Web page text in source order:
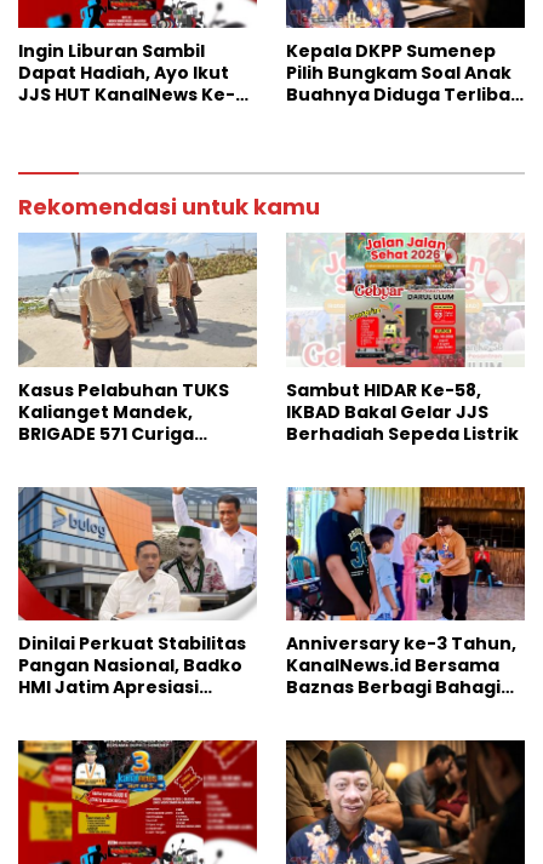
Ingin Liburan Sambil
Dapat Hadiah, Ayo Ikut
JJS HUT KanalNews Ke-3
Kepala DKPP Sumenep
Pilih Bungkam Soal Anak
Buahnya Diduga Terlibat
Rekomendasi untuk kamu
Kasus Pelabuhan TUKS
Kalianget Mandek,
BRIGADE 571 Curiga
Sambut HIDAR Ke-58,
IKBAD Bakal Gelar JJS
Berhadiah Sepeda Listrik
Dinilai Perkuat Stabilitas
Pangan Nasional, Badko
HMI Jatim Apresiasi
Anniversary ke-3 Tahun,
KanalNews.id Bersama
Baznas Berbagi Bahagia